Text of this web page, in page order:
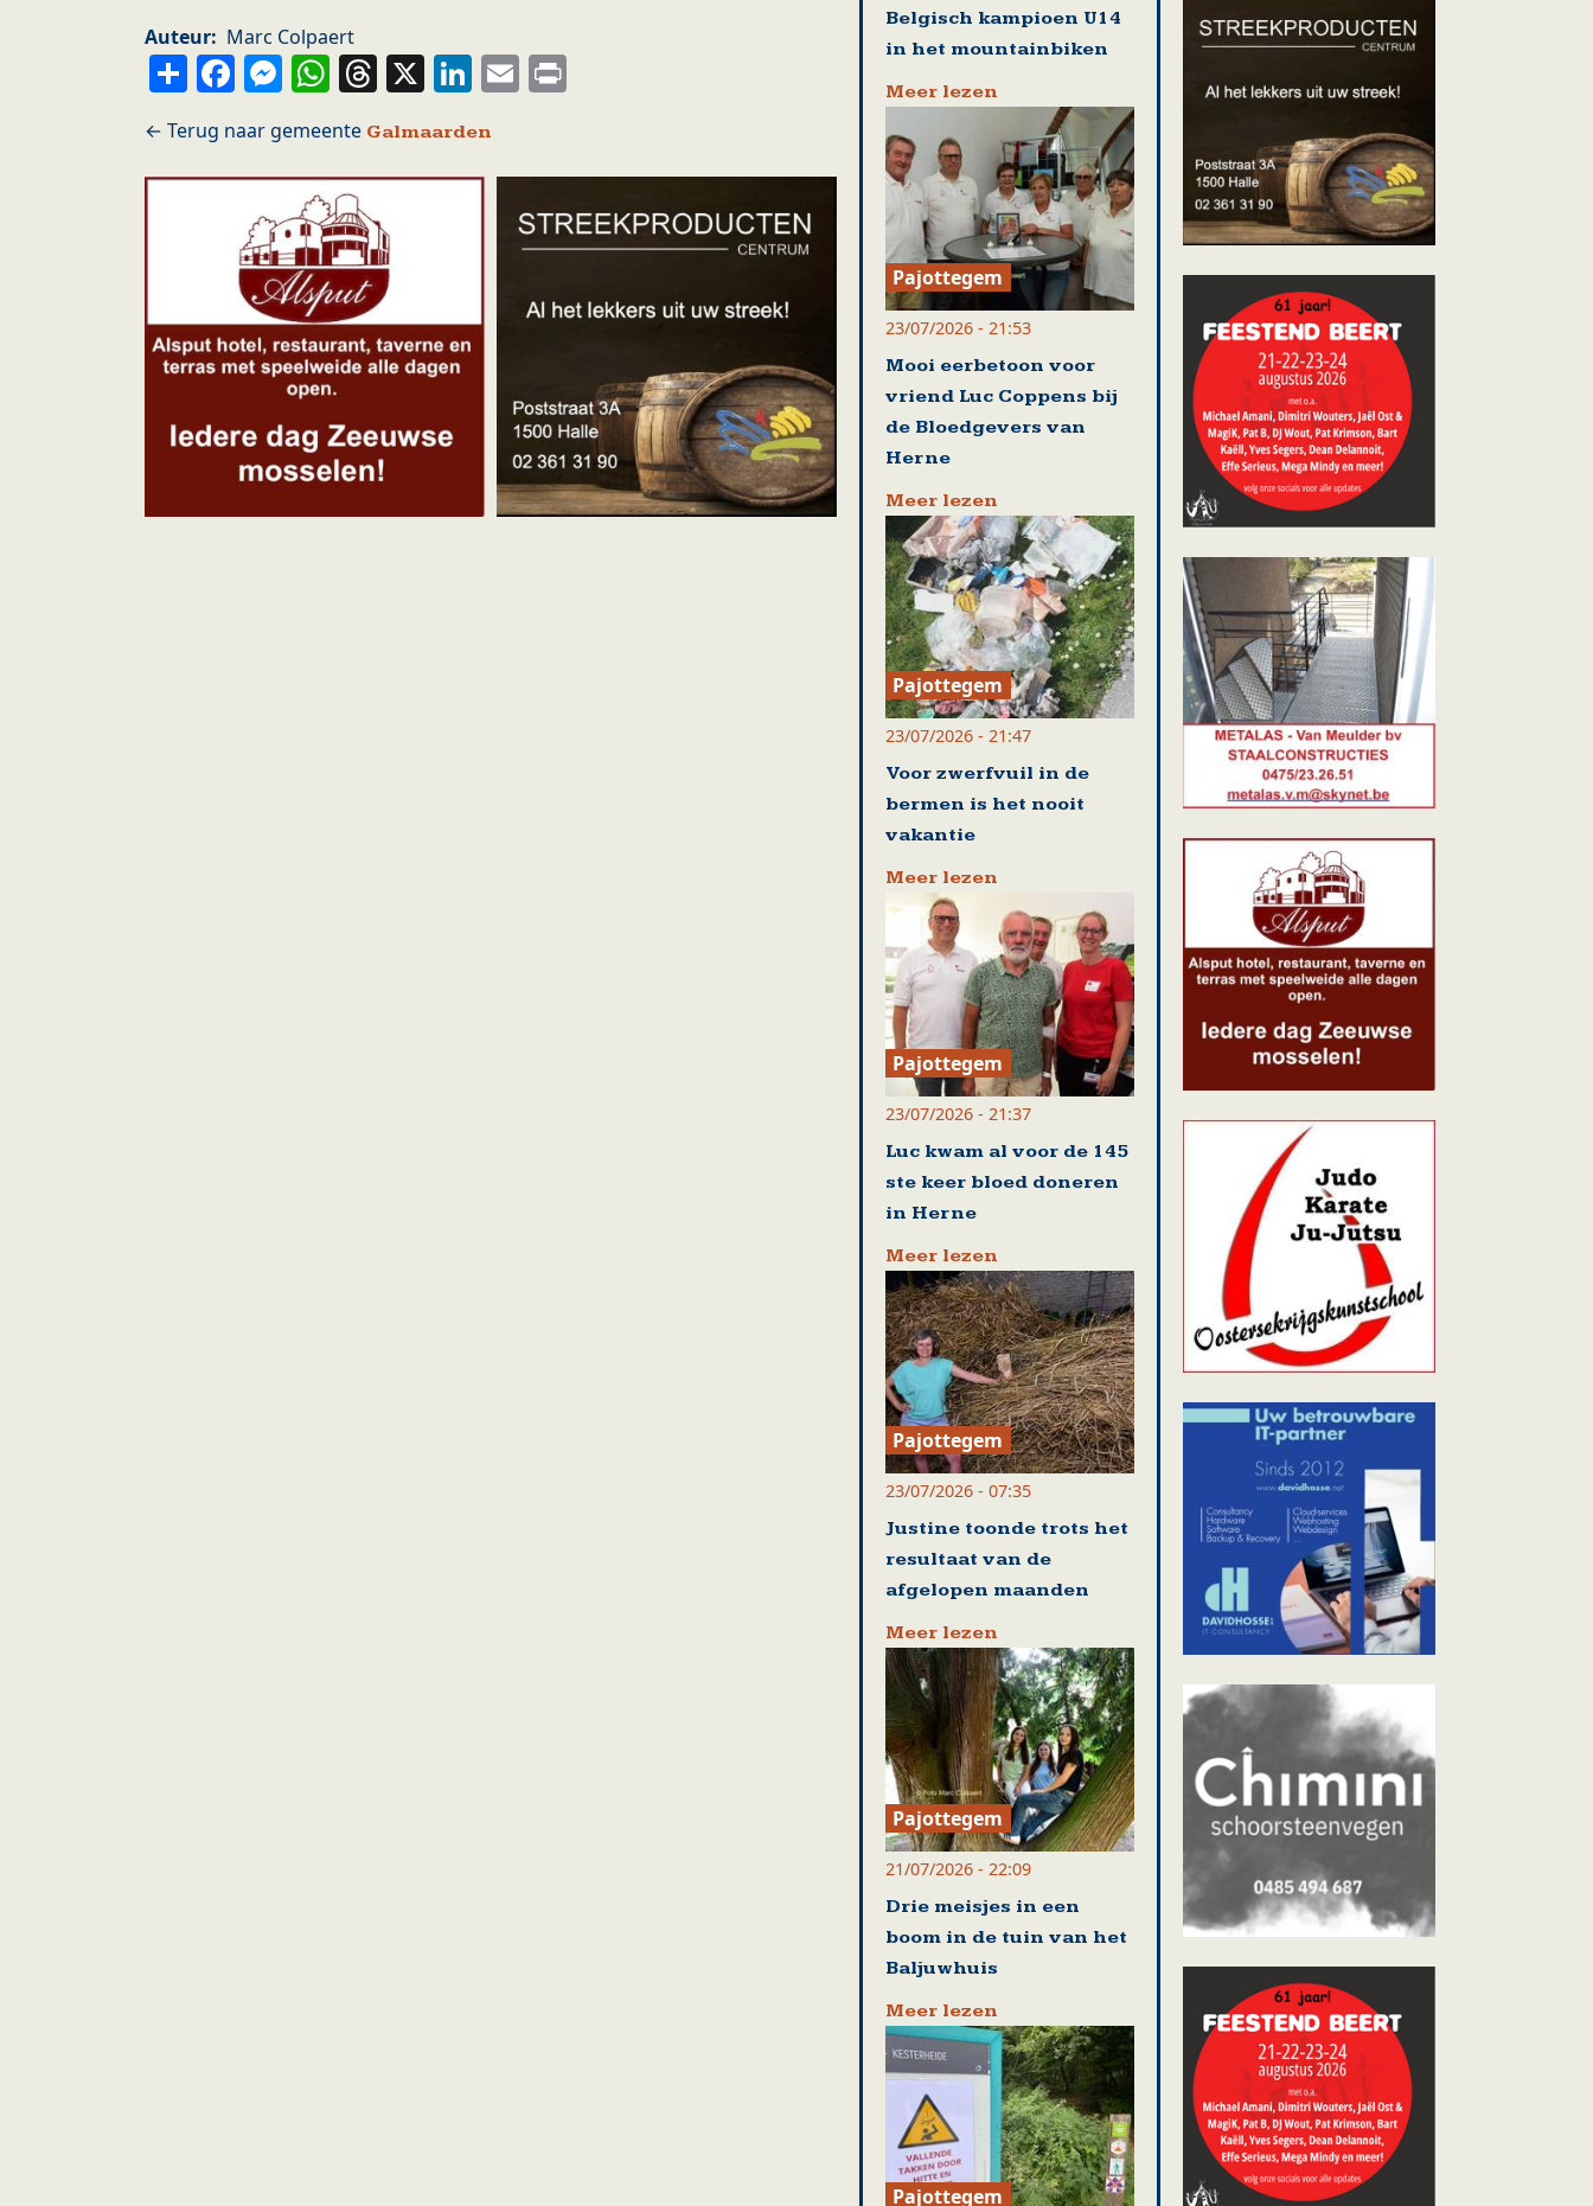
Auteur Marc Colpaert
ShareFacebook
Messenger
WhatsApp
Threads
X LinkedIn
Email
Galmaarden
Belgisch kampioen U14
in het mountainbiken
Meer lezen
Pajottegem
23/07/2026 - 21:53
Mooi eerbetoon voor
vriend Luc Coppens bij
de Bloedgevers van
Herne
Meer lezen
Pajottegem
23/07/2026 - 21:47
Voor zwerfvuil in de
bermen is het nooit
vakantie
Meer lezen
Pajottegem
23/07/2026 - 21:37
Luc kwam al voor de 145
ste keer bloed doneren
in Herne
Meer lezen
Pajottegem
23/07/2026 - 07:35
Justine toonde trots het
resultaat van de
afgelopen maanden
Meer lezen
Pajottegem
21/07/2026 - 22:09
Drie meisjes in een
boom in de tuin van het
Baljuwhuis
Meer lezen
Pajottegem